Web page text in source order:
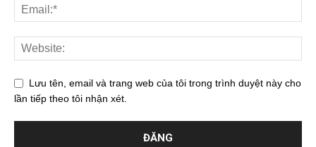
Lưu tên, email và trang web của tôi trong trình duyệt này cho
lần tiếp theo tôi nhận xét.